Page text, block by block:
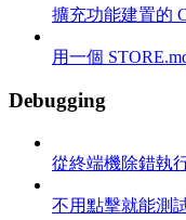
擴充功能建置的
用一個
Debugging
從終端機除錯執
不用點擊就能測